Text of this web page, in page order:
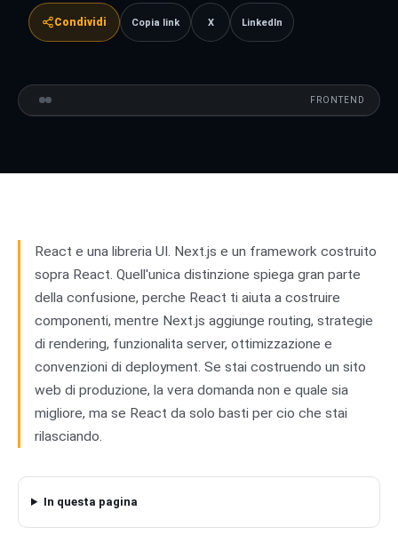
Condividi Copia link X LinkedIn
FRONTEND
VS
React e una libreria UI. Next.js e un framework costruito
sopra React. Quell'unica distinzione spiega gran parte
della confusione, perche React ti aiuta a costruire
componenti, mentre Next.js aggiunge routing, strategie
di rendering, funzionalita server, ottimizzazione e
convenzioni di deployment. Se stai costruendo un sito
web di produzione, la vera domanda non e quale sia
migliore, ma se React da solo basti per cio che stai
rilasciando.
In questa pagina